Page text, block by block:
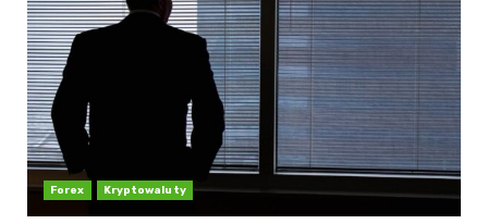
Forex Kryptowaluty